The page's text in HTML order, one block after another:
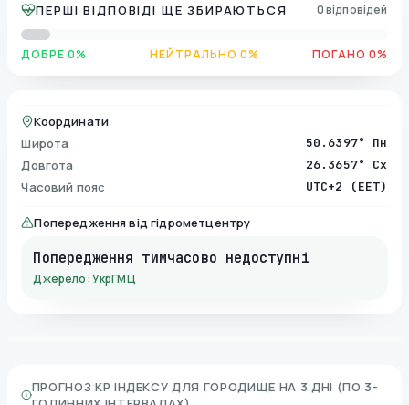
ПЕРШІ ВІДПОВІДІ ЩЕ ЗБИРАЮТЬСЯ 0 відповідей
ДОБРЕ 0% НЕЙТРАЛЬНО 0% ПОГАНО 0%
Координати
Широта
50.6397° Пн
Довгота 26.3657° Сх
Часовий пояс UTC+2 (EET)
Попередження від гідрометцентру
Попередження тимчасово недоступні
Джерело: УкрГМЦ
ПРОГНОЗ KP ІНДЕКСУ ДЛЯ ГОРОДИЩЕ НА 3 ДНІ (ПО 3-